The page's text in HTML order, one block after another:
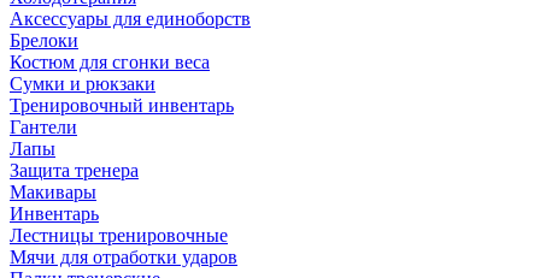
Аксессуары для единоборств
Брелоки
Костюм для сгонки веса
Сумки и рюкзаки
Тренировочный инвентарь
Гантели
Лапы
Защита тренера
Макивары
Инвентарь
Лестницы тренировочные
Мячи для отработки ударов